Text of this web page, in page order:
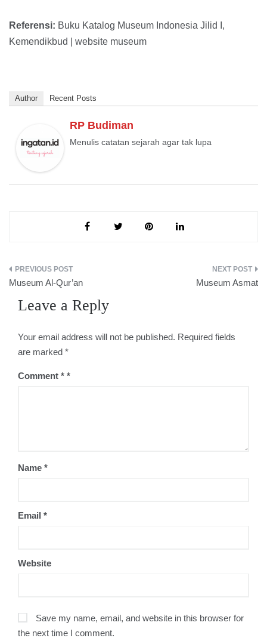
Referensi: Buku Katalog Museum Indonesia Jilid I,
Kemendikbud | website museum
Author Recent Posts
RP Budiman
Menulis catatan sejarah agar tak lupa
Post
navigation
Museum Al-Qur’an Museum Asmat
Leave a Reply
Your email address will not be published. Required fields
are marked *
Comment *
Name *
Email *
Website
Save my name, email, and website in this browser for
the next time I comment.